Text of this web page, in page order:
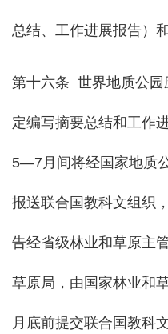
总结、工作进展报告）
第十六条 世界地质公园
定编写摘要总结和工作
5—7月间将经国家地质
报送联合国教科文组织
告经省级林业和草原主
草原局，由国家林业和
月底前提交联合国教科